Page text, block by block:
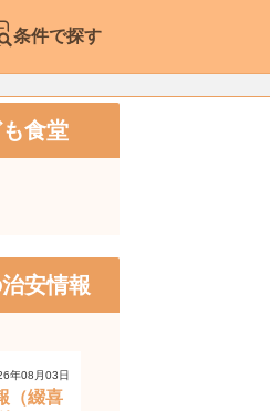
条件で探す
食堂
安情報
年08月03日
（綴喜